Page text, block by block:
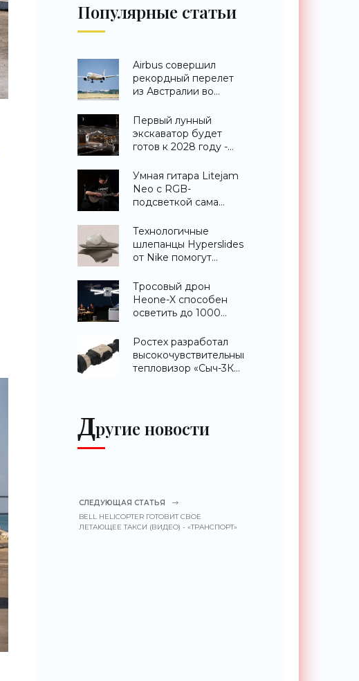
Популярные статьи
Airbus совершил
рекордный перелет
из Австралии во
«Техника»
Первый лунный
экскаватор будет
готов к 2028 году -
Умная гитара Litejam
Neo с RGB-
подсветкой сама
«Гаджеты»
Технологичные
шлепанцы Hyperslides
от Nike помогут
ноги после
тренировки -
«Гаджеты»
Тросовый дрон
Heone-X способен
осветить до 1000
земли -
«Беспилотники»
Ростех разработал
высокочувствительный
тепловизор «Сыч-3К»
Другие новости
СЛЕДУЮЩАЯ СТАТЬЯ
BELL HELICOPTER ГОТОВИТ СВОЕ
ЛЕТАЮЩЕЕ ТАКСИ (ВИДЕО) - «ТРАНСПОРТ»